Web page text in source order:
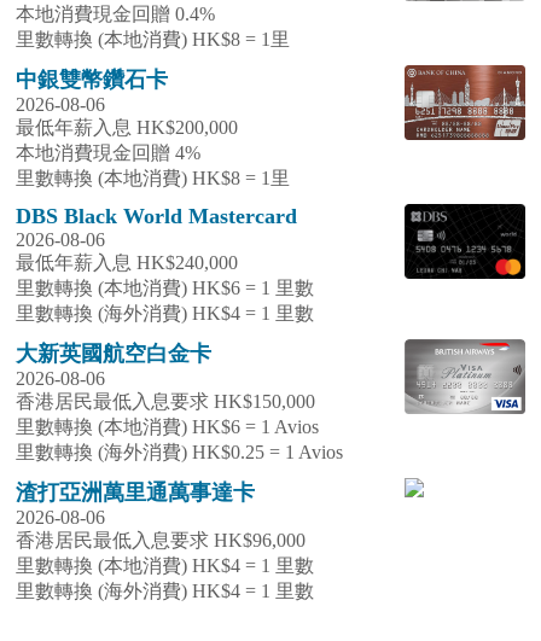
本地消費現金回贈 0.4%
里數轉換 (本地消費) HK$8 = 1里
中銀雙幣鑽石卡
2026-08-06
最低年薪入息 HK$200,000
本地消費現金回贈 4%
里數轉換 (本地消費) HK$8 = 1里
DBS Black World Mastercard
2026-08-06
最低年薪入息 HK$240,000
里數轉換 (本地消費) HK$6 = 1 里數
里數轉換 (海外消費) HK$4 = 1 里數
大新英國航空白金卡
2026-08-06
香港居民最低入息要求 HK$150,000
里數轉換 (本地消費) HK$6 = 1 Avios
里數轉換 (海外消費) HK$0.25 = 1 Avios
渣打亞洲萬里通萬事達卡
2026-08-06
香港居民最低入息要求 HK$96,000
里數轉換 (本地消費) HK$4 = 1 里數
里數轉換 (海外消費) HK$4 = 1 里數